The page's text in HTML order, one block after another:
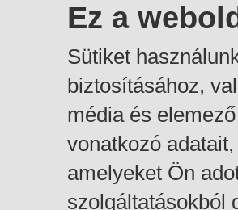
Ez a
Sütiket
biztosításához,
média és
vonatkozó
amelyeket Ön
szolgáltatásokból